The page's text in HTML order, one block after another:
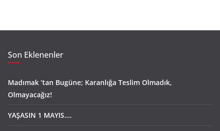
Son Eklenenler
Madımak ’tan Bugüne; Karanlığa Teslim Olmadık,
Olmayacağız!
YAŞASIN 1 MAYIS….